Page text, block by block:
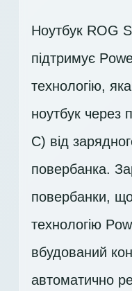
Ноутбук ROG
підтримує
технологію,
ноутбук через
C) від
повербанка.
повербанки,
технологію
вбудований
автоматично